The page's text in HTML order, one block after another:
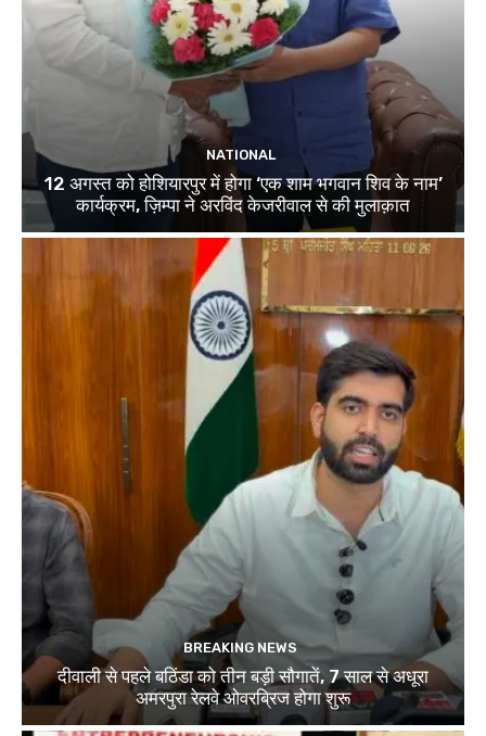
NATIONAL
12 अगस्त को होशियारपुर में होगा ‘एक शाम भगवान शिव के नाम’
कार्यक्रम, ज़िम्पा ने अरविंद केजरीवाल से की मुलाक़ात
BREAKING NEWS
दीवाली से पहले बठिंडा को तीन बड़ी सौगातें, 7 साल से अधूरा
अमरपुरा रेलवे ओवरब्रिज होगा शुरू